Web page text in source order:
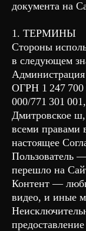
документа на
1. ТЕРМИНЫ
Стороны
в следующем
ОГРН 1 247
000/771 301
Дмитровское
всеми правами
настоящее
Пользователь
перешло на
Контент —
видео, и иные